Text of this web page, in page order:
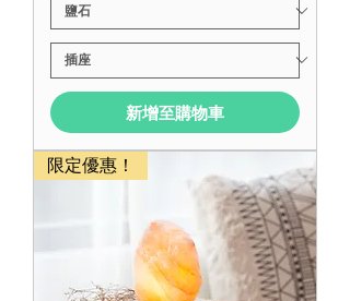
新增至購物車
限定優惠！